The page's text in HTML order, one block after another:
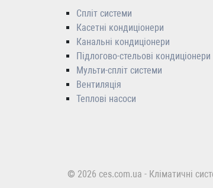
Спліт системи
Касетні кондиціонери
Канальні кондиціонери
Підлогово-стельові кондиціонери
Мульти-спліт системи
Вентиляція
Теплові насоси
© 2026 ces.com.ua - Кліматичні